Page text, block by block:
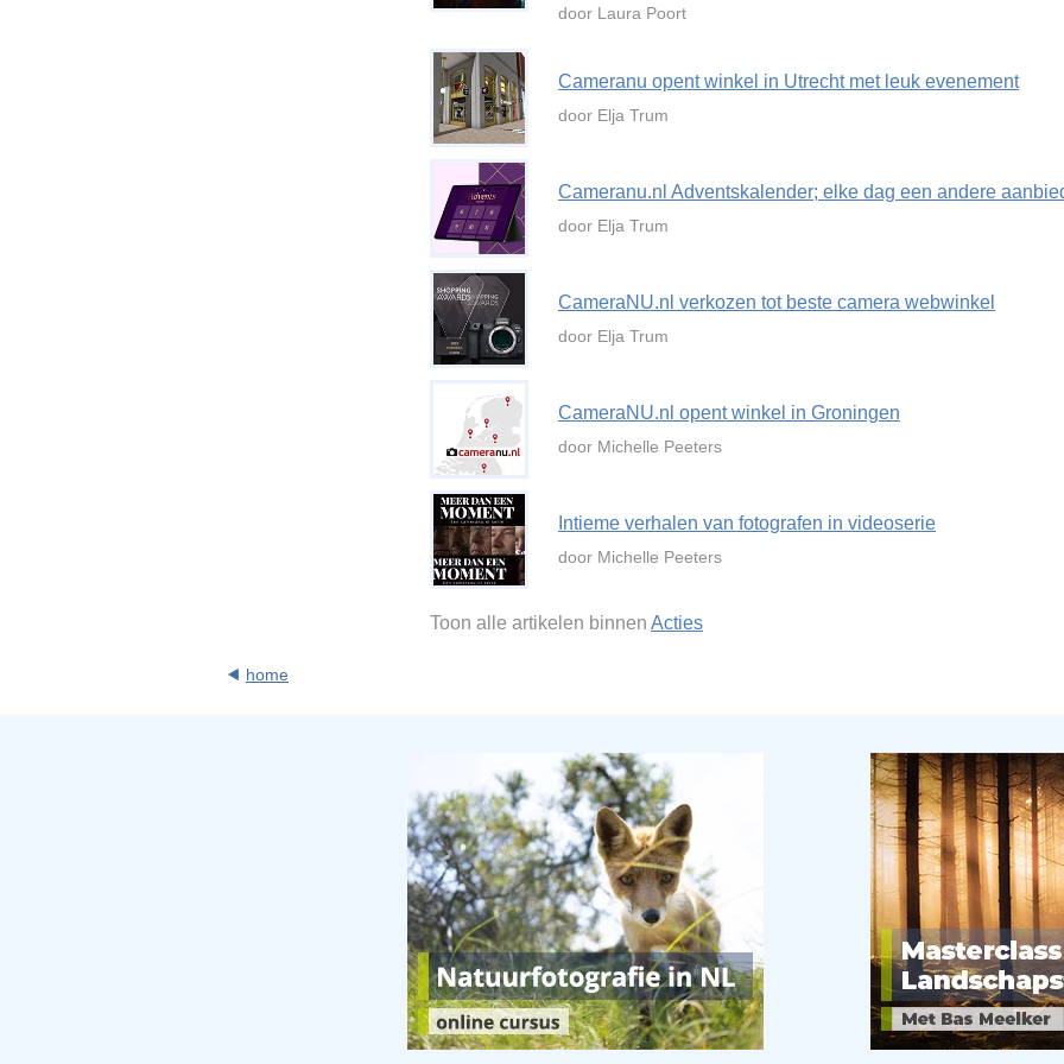
door Laura Poort
Cameranu opent winkel in Utrecht met leuk evenement
door Elja Trum
Cameranu.nl Adventskalender; elke dag een andere
door Elja Trum
CameraNU.nl verkozen tot beste camera webwinkel
door Elja Trum
CameraNU.nl opent winkel in Groningen
door Michelle Peeters
Intieme verhalen van fotografen in videoserie
door Michelle Peeters
Toon alle artikelen binnen Acties
home